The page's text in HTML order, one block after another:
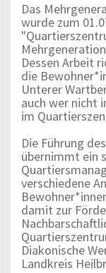
Das
wurde zum
Dessen Arbeit
die
Unterer
auch wer nicht
im
Die Führung
übernimmt ein
verschiedene
damit zur
Diakonische
Landkreis